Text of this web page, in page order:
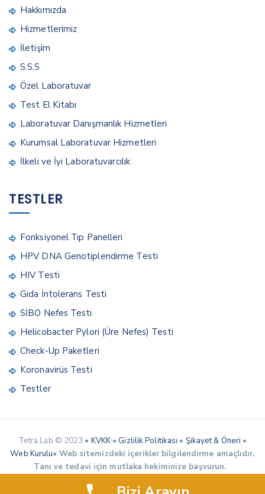
Hakkımızda
Hizmetlerimiz
İletişim
S.S.S
Özel Laboratuvar
Test El Kitabı
Laboratuvar Danışmanlık Hizmetleri
Kurumsal Laboratuvar Hizmetleri
İlkeli ve İyi Laboratuvarcılık
TESTLER
Fonksiyonel Tıp Panelleri
HPV DNA Genotiplendirme Testi
HIV Testi
Gıda İntolerans Testi
SİBO Nefes Testi
Helicobacter Pylori (Üre Nefes) Testi
Check-Up Paketleri
Koronavirüs Testi
Testler
Tetra Lab © 2023 • KVKK • Gizlilik Politikası • Şikayet & Öneri •
Web Kurulu• Web sitemizdeki içerikler bilgilendirme amaçlıdır.
Tanı ve tedavi için mutlaka hekiminize başvurun.